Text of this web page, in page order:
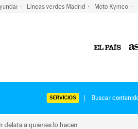
Líneas verdes Madrid Moto Kymco
SERVICIOS
delata a quienes lo hacen